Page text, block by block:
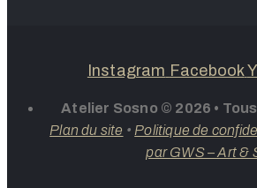
Instagram Facebook
Atelier Sosno © 2026 •
Plan du site • Politique de
par GWS – Art &